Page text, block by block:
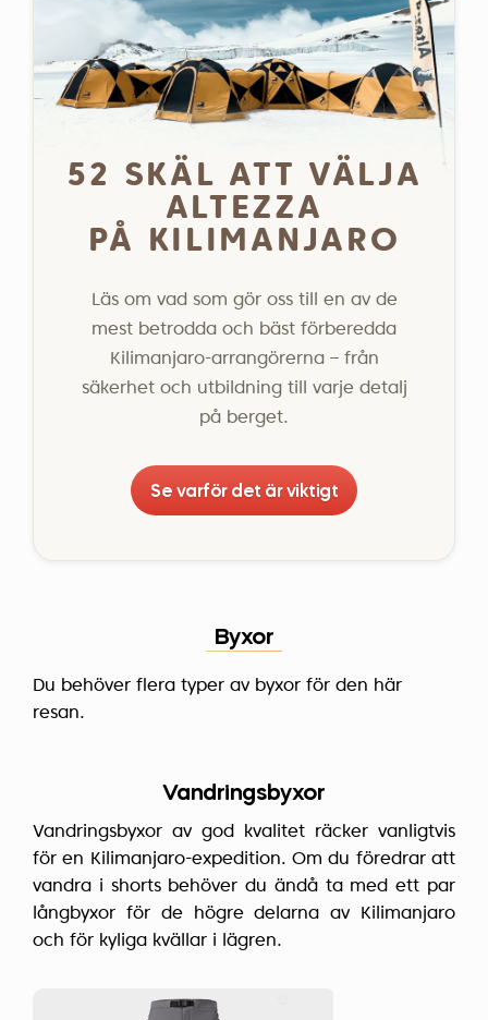
52 SKÄL ATT VÄLJA
ALTEZZA
PÅ KILIMANJARO
Läs om vad som gör oss till en av de
mest betrodda och bäst förberedda
Kilimanjaro-arrangörerna – från
säkerhet och utbildning till varje detalj
på berget.
Se varför det är viktigt
Byxor
Du behöver flera typer av byxor för den här
resan.
Vandringsbyxor
Vandringsbyxor av god kvalitet räcker vanligtvis
för en Kilimanjaro-expedition. Om du föredrar att
vandra i shorts behöver du ändå ta med ett par
långbyxor för de högre delarna av Kilimanjaro
och för kyliga kvällar i lägren.